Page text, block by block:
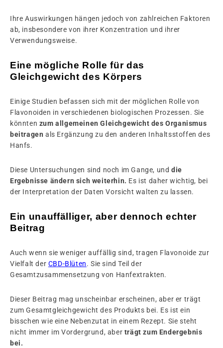
Ihre Auswirkungen hängen jedoch von zahlreichen Faktoren
ab, insbesondere von ihrer Konzentration und ihrer
Verwendungsweise.
Eine mögliche Rolle für das
Gleichgewicht des Körpers
Einige Studien befassen sich mit der möglichen Rolle von
Flavonoiden in verschiedenen biologischen Prozessen. Sie
könnten zum allgemeinen Gleichgewicht des Organismus
beitragen als Ergänzung zu den anderen Inhaltsstoffen des
Hanfs.
Diese Untersuchungen sind noch im Gange, und die
Ergebnisse ändern sich weiterhin. Es ist daher wichtig, bei
der Interpretation der Daten Vorsicht walten zu lassen.
Ein unauffälliger, aber dennoch echter
Beitrag
Auch wenn sie weniger auffällig sind, tragen Flavonoide zur
Vielfalt der CBD-Blüten. Sie sind Teil der
Gesamtzusammensetzung von Hanfextrakten.
Dieser Beitrag mag unscheinbar erscheinen, aber er trägt
zum Gesamtgleichgewicht des Produkts bei. Es ist ein
bisschen wie eine Nebenzutat in einem Rezept. Sie steht
nicht immer im Vordergrund, aber trägt zum Endergebnis
bei.